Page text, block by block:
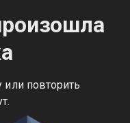
или повторить